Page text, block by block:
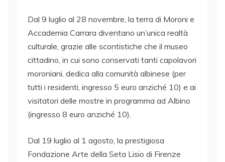
Dal 9 luglio al 28 novembre, la terra di Moroni e
Accademia Carrara diventano un’unica realtà
culturale, grazie alle scontistiche che il museo
cittadino, in cui sono conservati tanti capolavori
moroniani, dedica alla comunità albinese (per
tutti i residenti, ingresso 5 euro anziché 10) e ai
visitatori delle mostre in programma ad Albino
(ingresso 8 euro anziché 10).
Dal 19 luglio al 1 agosto, la prestigiosa
Fondazione Arte della Seta Lisio di Firenze